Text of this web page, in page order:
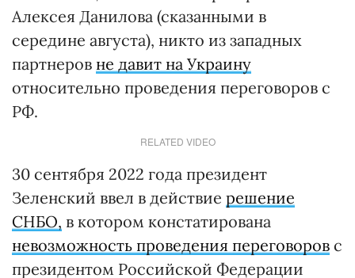
Алексея Данилова (сказанными в
середине августа), никто из западных
партнеров не давит на Украину
относительно проведения переговоров с
РФ.
RELATED VIDEO
30 сентября 2022 года президент
Зеленский ввел в действие решение
СНБО, в котором констатирована
невозможность проведения переговоров с
президентом Российской Федерации